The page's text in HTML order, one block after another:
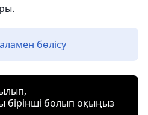
бөлісу
бірінші болып оқыңыз